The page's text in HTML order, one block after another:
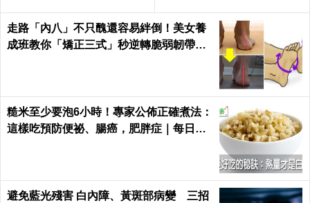
走路「內八」不只醜還容易絆倒！美女養
成班教你「矯正三式」秒逆轉脆弱韌帶肌
糙米至少要泡6小時！專家公佈正確煮法：
這樣吃預防便祕、腸癌，肥胖症｜每日健
避免藍光殘害 白內障、黃斑部病變 三招